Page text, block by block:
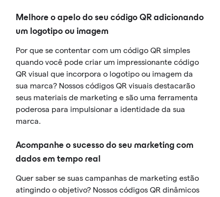
Melhore o apelo do seu código QR adicionando
um logotipo ou imagem
Por que se contentar com um código QR simples
quando você pode criar um impressionante código
QR visual que incorpora o logotipo ou imagem da
sua marca? Nossos códigos QR visuais destacarão
seus materiais de marketing e são uma ferramenta
poderosa para impulsionar a identidade da sua
marca.
Acompanhe o sucesso do seu marketing com
dados em tempo real
Quer saber se suas campanhas de marketing estão
atingindo o objetivo? Nossos códigos QR dinâmicos